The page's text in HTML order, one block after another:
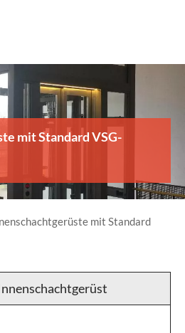
mit Standard VSG-
mit Standard